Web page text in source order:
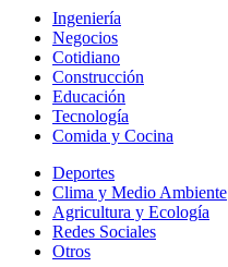
Ingeniería
Negocios
Cotidiano
Construcción
Educación
Tecnología
Comida y Cocina
Deportes
Clima y Medio Ambiente
Agricultura y Ecología
Redes Sociales
Otros